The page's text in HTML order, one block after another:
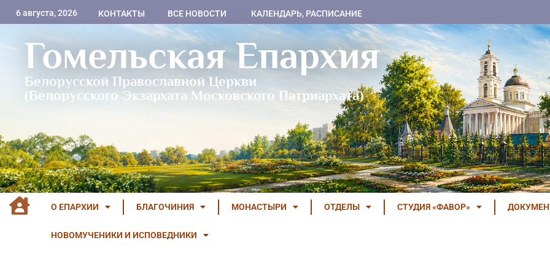
6 августа, 2026 КОНТАКТЫ ВСЕ НОВОСТИ КАЛЕНДАРЬ, РАСПИСАНИЕ
Гомельская Епархия
Белорусской Православной Церкви
(Белорусского Экзархата Московского Патриархата)
О ЕПАРХИИ БЛАГОЧИНИЯ МОНАСТЫРИ ОТДЕЛЫ СТУДИЯ «ФАВОР»
НОВОМУЧЕНИКИ И ИСПОВЕДНИКИ